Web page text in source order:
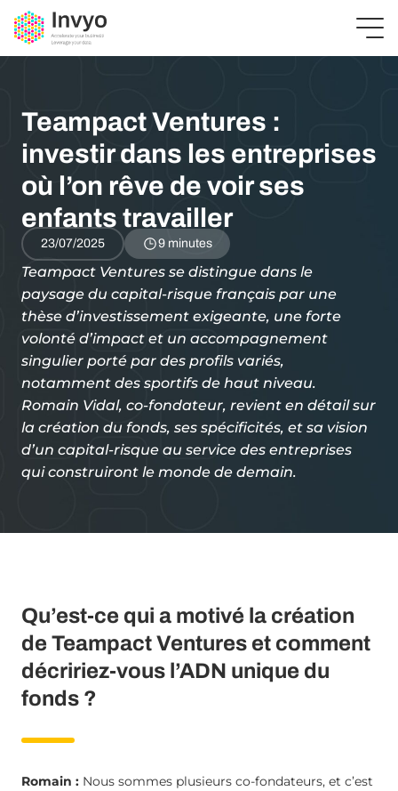
Teampact Ventures :
investir dans les entreprises
où l’on rêve de voir ses
enfants travailler
23/07/2025 9 minutes
Teampact Ventures se distingue dans le
paysage du capital-risque français par une
thèse d’investissement exigeante, une forte
volonté d’impact et un accompagnement
singulier porté par des profils variés,
notamment des sportifs de haut niveau.
Romain Vidal, co-fondateur, revient en détail sur
la création du fonds, ses spécificités, et sa vision
d’un capital-risque au service des entreprises
qui construiront le monde de demain.
Qu’est-ce qui a motivé la création
de Teampact Ventures et comment
décririez-vous l’ADN unique du
fonds ?
Romain : Nous sommes plusieurs co-fondateurs, et c’est